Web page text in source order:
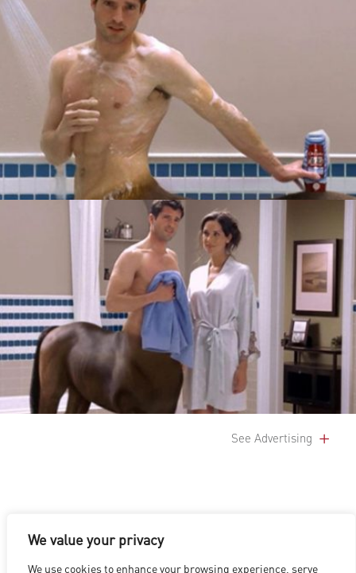
We value your privacy
We use cookies to enhance your browsing experience, serve
See Advertising